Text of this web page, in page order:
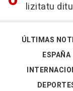
lizitatu ditu
ÚLTIMAS
ESPAÑA